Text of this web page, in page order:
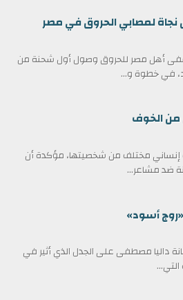
نجاة لمصابي الحروق في مصر
أهل مصر للحروق وصول أول شحنة من
في خطوة و...
من الخوف
إنساني مختلف من شخصيتها، مؤكدة أن
ضد مشاعر...
أسود»
داليا مصطفى على الجدل الذي أثير في